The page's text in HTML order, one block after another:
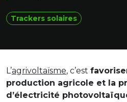
Trackers solaires
L’agrivoltaïsme, c’est
production agricole et la
d’électricité